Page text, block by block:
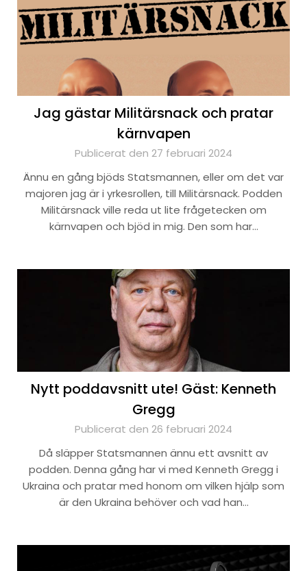
Jag gästar Militärsnack och pratar
kärnvapen
Publicerat den 27 februari 2024
Ännu en gång bjöds Statsmannen, eller om det var
majoren jag är i yrkesrollen, till Militärsnack. Podden
Militärsnack ville reda ut lite frågetecken om
kärnvapen och bjöd in mig. Den som har…
Nytt poddavsnitt ute! Gäst: Kenneth
Gregg
Publicerat den 26 februari 2024
Då släpper Statsmannen ännu ett avsnitt av
podden. Denna gång har vi med Kenneth Gregg i
Ukraina och pratar med honom om vilken hjälp som
är den Ukraina behöver och vad han…